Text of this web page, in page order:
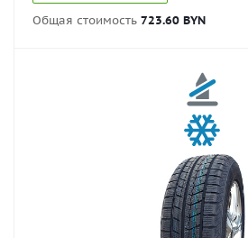
Общая стоимость 723.60 BYN